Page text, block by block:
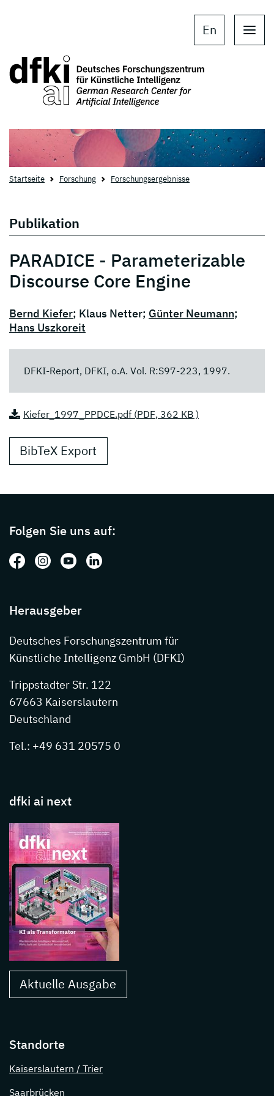
En
Startseite Forschung Forschungsergebnisse
Publikation
PARADICE - Parameterizable
Discourse Core Engine
Bernd Kiefer; Klaus Netter; Günter Neumann;
Hans Uszkoreit
DFKI-Report, DFKI, o.A. Vol. R:S97-223, 1997.
Kiefer_1997_PPDCE.pdf (PDF, 362 KB )
BibTeX Export
Folgen Sie uns auf:
Folgen Sie uns auf: Facebook
Folgen Sie uns auf: Instagram
Folgen Sie uns auf: Youtube
Folgen Sie uns auf: LinkedIn
Herausgeber
Deutsches Forschungszentrum für
Künstliche Intelligenz GmbH (DFKI)
Trippstadter Str. 122
67663 Kaiserslautern
Deutschland
Tel.: +49 631 20575 0
dfki ai next
Aktuelle Ausgabe
Standorte
Kaiserslautern / Trier
Saarbrücken